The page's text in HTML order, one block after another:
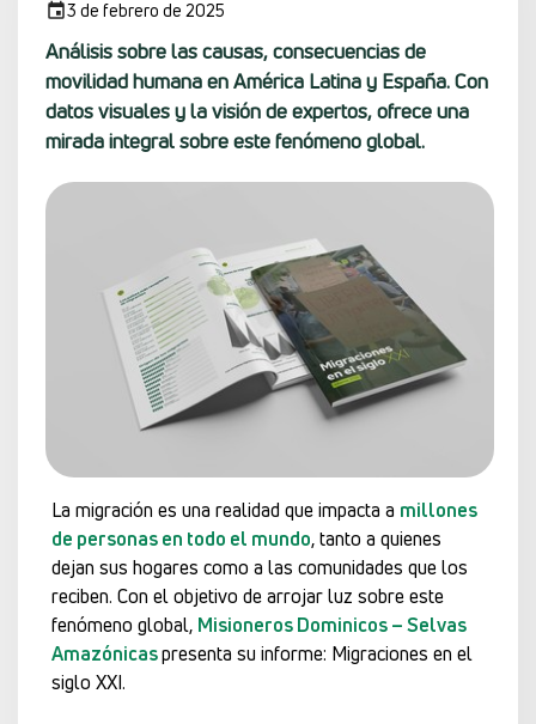
3 de febrero de 2025
Análisis sobre las causas, consecuencias de
movilidad humana en América Latina y España. Con
datos visuales y la visión de expertos, ofrece una
mirada integral sobre este fenómeno global.
La migración es una realidad que impacta a millones
de personas en todo el mundo, tanto a quienes
dejan sus hogares como a las comunidades que los
reciben. Con el objetivo de arrojar luz sobre este
fenómeno global, Misioneros Dominicos – Selvas
Amazónicaspresenta su informe: Migraciones en el
siglo XXI.